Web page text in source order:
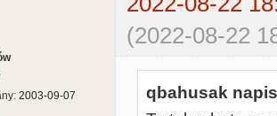
(2022-08-22
2003-09-07
qbahusak